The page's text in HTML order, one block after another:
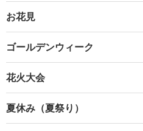
お花見
ゴールデンウィーク
花火大会
夏休み（夏祭り）